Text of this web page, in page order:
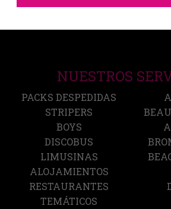
NUESTROS
PACKS DESPEDIDAS
STRIPERS
BOYS
DISCOBUS
LIMUSINAS
ALOJAMIENTOS
RESTAURANTES
TEMÁTICOS